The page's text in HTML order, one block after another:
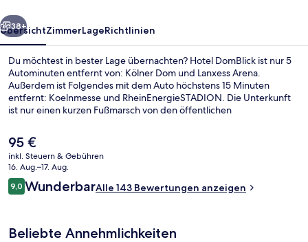
Weiter
38+
ÜbersichtZimmerLageRichtlinien
Du möchtest in bester Lage übernachten? Hotel DomBlick ist nur 5
Autominuten entfernt von: Kölner Dom und Lanxess Arena.
Außerdem ist Folgendes mit dem Auto höchstens 15 Minuten
entfernt: Koelnmesse und RheinEnergieSTADION. Die Unterkunft
ist nur einen kurzen Fußmarsch von den öffentlichen
(Stadtbahn-Haltestelle Ebertplatz) bzw. 13 Minuten (Stadtbahn-
Haltestelle Appellhofplatz).
Der
aktuelle
Preis
beträgt
95 €.
95 €
inkl. Steuern & Gebühren
16. Aug.–17. Aug.
Bewertungen
9,09,0 von 10.
WunderbarAlle 143 Bewertungen anzeigen
Beliebte Annehmlichkeiten